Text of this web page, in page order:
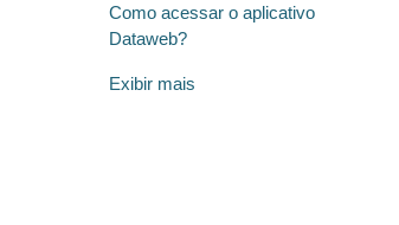
Como acessar o aplicativo
Dataweb?
Exibir mais